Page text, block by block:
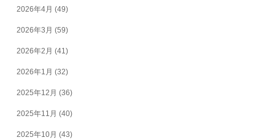
2026年4月 (49)
2026年3月 (59)
2026年2月 (41)
2026年1月 (32)
2025年12月 (36)
2025年11月 (40)
2025年10月 (43)